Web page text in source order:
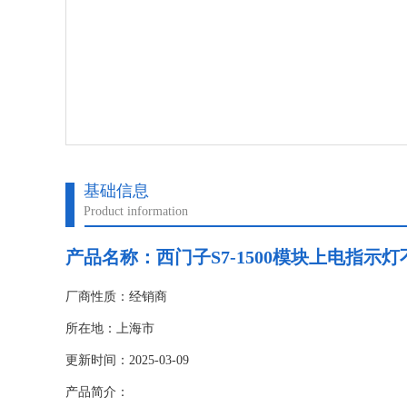
基础信息
Product information
产品名称： 西门子S7-1500模块上电指示灯
厂商性质：经销商
所在地：上海市
更新时间：2025-03-09
产品简介：